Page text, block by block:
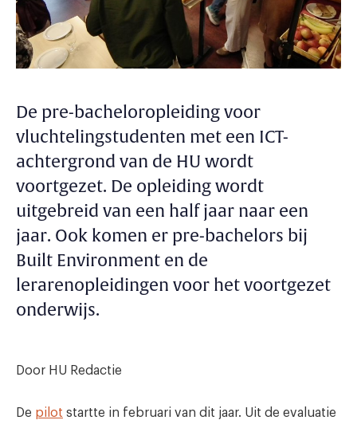
De pre-bacheloropleiding voor
vluchtelingstudenten met een ICT-
achtergrond van de HU wordt
voortgezet. De opleiding wordt
uitgebreid van een half jaar naar een
jaar. Ook komen er pre-bachelors bij
Built Environment en de
lerarenopleidingen voor het voortgezet
onderwijs.
Door HU Redactie
De pilot startte in februari van dit jaar. Uit de evaluatie